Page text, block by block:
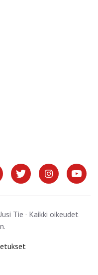
Tie · Kaikki oikeudet